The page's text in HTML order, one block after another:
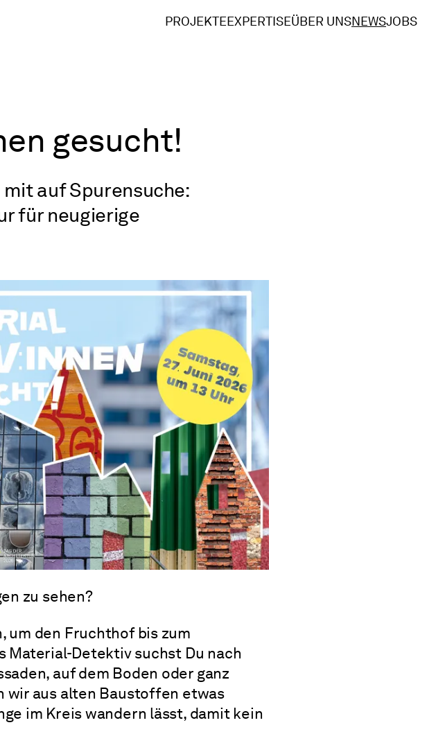
PROJEKTEEXPERTISEÜBER UNSNEWSJOBS
gesucht!
mit auf Spurensuche:
für neugierige
zu sehen?
um den Fruchthof bis zum
Material-Detektiv suchst Du nach
auf dem Boden oder ganz
wir aus alten Baustoffen etwas
im Kreis wandern lässt, damit kein